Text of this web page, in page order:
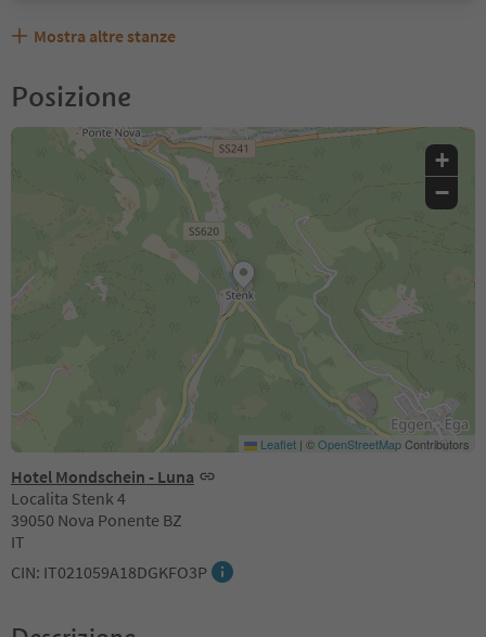
Mostra altre stanze
Posizione
Hotel Mondschein - Luna
Localita Stenk 4
39050 Nova Ponente BZ
IT
CIN: IT021059A18DGKFO3P
+
−
Leaflet | ©OpenStreetMapContributors